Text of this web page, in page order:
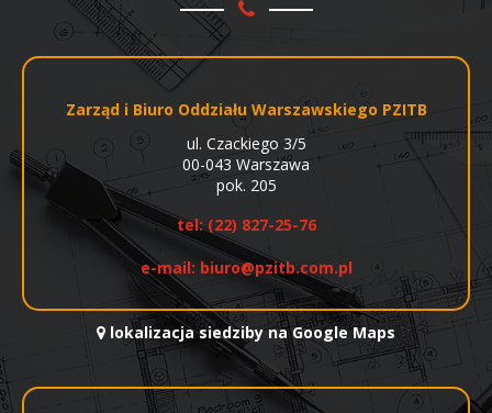
Zarząd i Biuro Oddziału Warszawskiego PZITB
ul. Czackiego 3/5
00-043 Warszawa
pok. 205
tel: (22) 827-25-76
e-mail: biuro@pzitb.com.pl
lokalizacja siedziby na Google Maps